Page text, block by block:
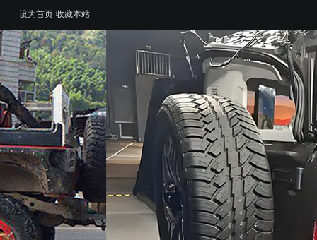
设为首页 收藏本站